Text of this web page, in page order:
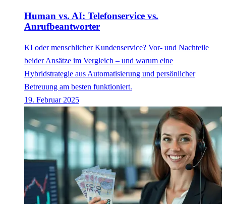
Human vs. AI: Telefonservice vs.
Anrufbeantworter
KI oder menschlicher Kundenservice? Vor- und Nachteile
beider Ansätze im Vergleich – und warum eine
Hybridstrategie aus Automatisierung und persönlicher
Betreuung am besten funktioniert.
19. Februar 2025